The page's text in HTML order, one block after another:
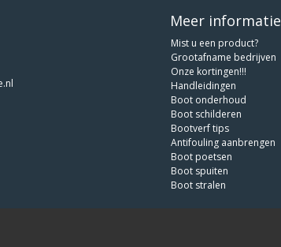
Meer informatie
Mist u een product?
Grootafname bedrijven
Onze kortingen!!!
Handleidingen
Boot onderhoud
Boot schilderen
Bootverf tips
Antifouling aanbrengen
Boot poetsen
Boot spuiten
Boot stralen